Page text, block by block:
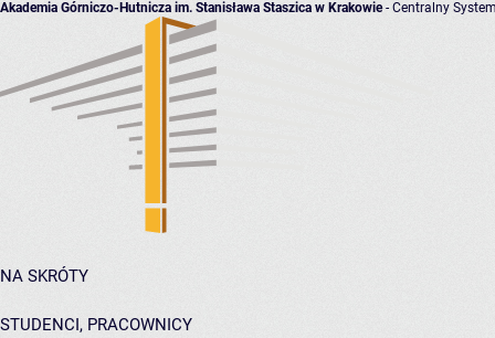
Akademia Górniczo-Hutnicza im. Stanisława Staszica w Krakowie- Centralny
NA SKRÓTY
STUDENCI, PRACOWNICY